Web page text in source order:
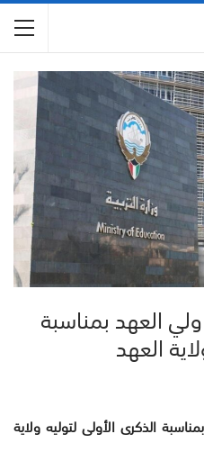
العهد بمناسبة
العهد
الذكرى الأولى لتوليه ولاية